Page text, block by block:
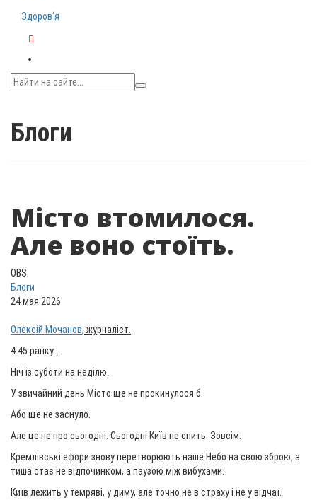
Здоров‘я
Блоги
Місто втомилося.
Але воно стоїть.
OBS
Блоги
24 мая 2026
Олексій Мочанов, журналіст.
4:45 ранку…
Ніч із суботи на неділю.
У звичайний день Місто ще не прокинулося б.
Або ще не заснуло.
Але це не про сьогодні. Сьогодні Київ не спить. Зовсім.
Кремлівські ефори знову перетворюють наше Небо на свою зброю, а
тиша стає не відпочинком, а паузою між вибухами.
Київ лежить у темряві, у диму, але точно не в страху і не у відчаї.